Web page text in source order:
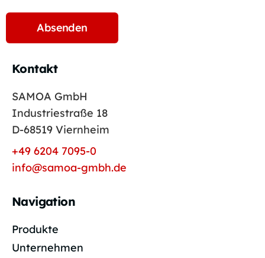
Kontakt
SAMOA GmbH
Industriestraße 18
D-68519 Viernheim
+49 6204 7095-0
info@samoa-gmbh.de
Navigation
Produkte
Unternehmen